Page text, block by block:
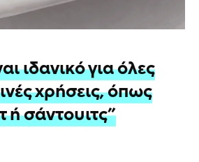
ιδανικό για όλες
χρήσεις, όπως
ή σάντουιτς”